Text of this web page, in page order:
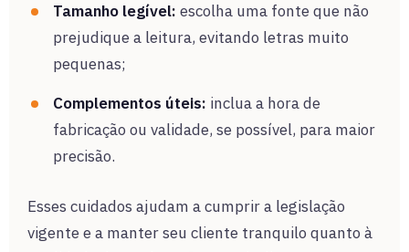
Tamanho legível: escolha uma fonte que não
prejudique a leitura, evitando letras muito
pequenas;
Complementos úteis: inclua a hora de
fabricação ou validade, se possível, para maior
precisão.
Esses cuidados ajudam a cumprir a legislação
vigente e a manter seu cliente tranquilo quanto à